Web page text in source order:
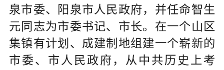
泉市委、阳泉市人民政府，并任命智生
元同志为市委书记、市长。在一个山区
集镇有计划、成建制地组建一个崭新的
市委、市人民政府，从中共历史上考